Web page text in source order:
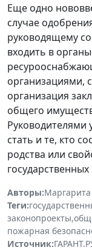
Еще одно
случае
руководящему
входить в
организациями,
организация
общего
стать и те, кто
родства или
Авторы:
Теги:
законопроекты,
пожарная
Источник: